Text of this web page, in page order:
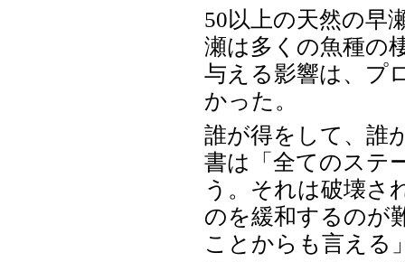
50以上の天然の早
瀬は多くの魚種の
与える影響は、プ
かった。
誰が得をして、誰
書は「全てのステ
う。それは破壊さ
のを緩和するのが
ことからも言える